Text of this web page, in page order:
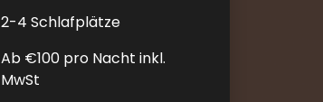
2-4 Schlafplätze
Ab €100 pro Nacht inkl.
MwSt